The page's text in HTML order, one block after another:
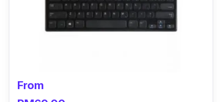
From